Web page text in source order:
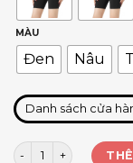
MÀU
Đen Nâu
Danh sách cửa
Quần short đùi Lulu